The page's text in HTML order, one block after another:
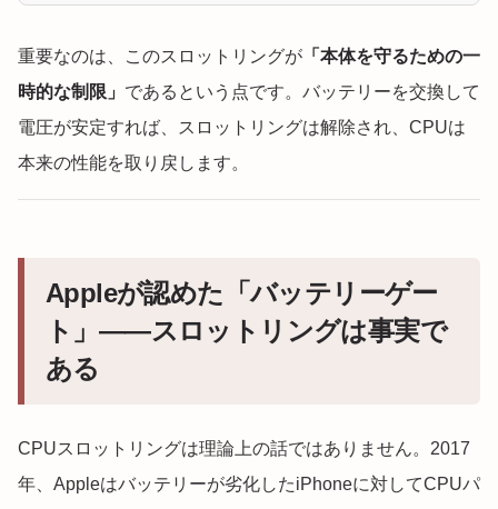
重要なのは、このスロットリングが 「本体を守るための一
時的な制限」 であるという点です。バッテリーを交換して
電圧が安定すれば、スロットリングは解除され、CPUは
本来の性能を取り戻します。
Appleが認めた「バッテリーゲー
ト」——スロットリングは事実で
ある
CPUスロットリングは理論上の話ではありません。2017
年、Appleはバッテリーが劣化したiPhoneに対してCPUパ